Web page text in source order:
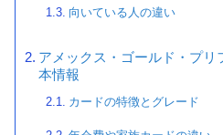
向いている人の違い
アメックス・ゴールド・プリ
本情報
カードの特徴とグレード